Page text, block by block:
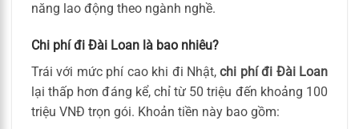
năng lao động theo ngành nghề.
Chi phí đi Đài Loan là bao nhiêu?
Trái với mức phí cao khi đi Nhật,chi phí đi Đài Loan
lại thấp hơn đáng kể, chỉ từ 50 triệu đến khoảng 100
triệu VNĐ trọn gói. Khoản tiền này bao gồm: